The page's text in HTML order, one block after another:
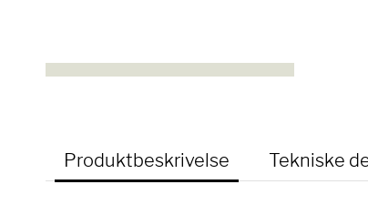
Produktbeskrivelse Tekniske